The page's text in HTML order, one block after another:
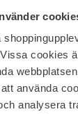
cookies
använda
analysera
TO OUR
vår